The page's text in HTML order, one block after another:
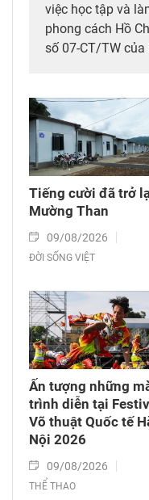
việc học tập và
phong cách Hồ
số 07-CT/TW
vọng phụng sự
Hành trình của
học viên ngồi xe
nghề, truyền
cộng đồng người
động cho việc
thần nhân ái, ý
cộng đồng.
Tiếng cười đã trở
Mường Than
09/08/2026
ĐỜI SỐNG VIỆT
Ấn tượng những
trình diễn tại
Võ thuật Quốc tế
Nội 2026
09/08/2026
THỂ THAO